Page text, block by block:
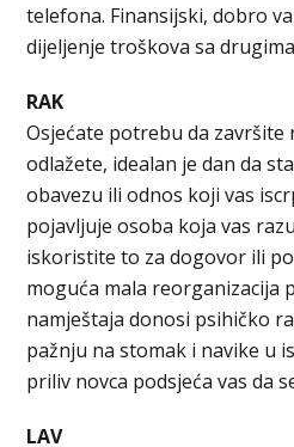
telefona. Finansijski, dobro
dijeljenje troškova sa
RAK
Osjećate potrebu da završite
odlažete, idealan je dan da
obavezu ili odnos koji vas
pojavljuje osoba koja vas
iskoristite to za dogovor ili
moguća mala reorganizacija
namještaja donosi psihičko
pažnju na stomak i navike u
priliv novca podsjeća vas da
LAV